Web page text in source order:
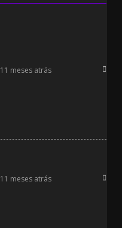
11 meses atrás
11 meses atrás